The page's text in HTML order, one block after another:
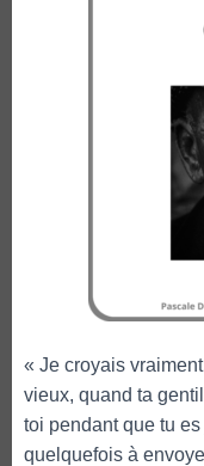
« Je croyais
vieux, quand ta
toi pendant que tu
quelquefois à